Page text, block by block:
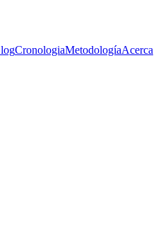
CronologiaMetodologíaAcerca